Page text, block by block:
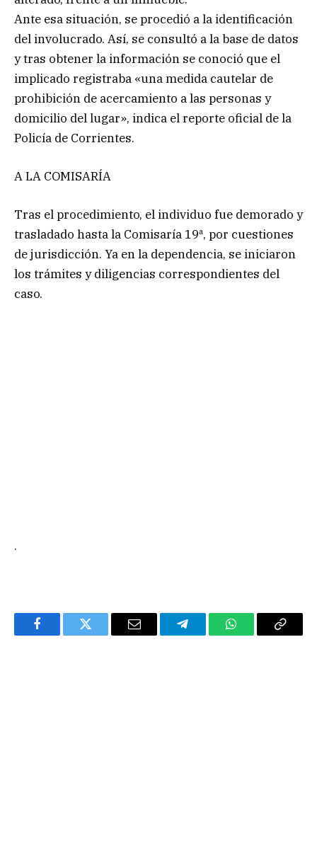
Ante esa situación, se procedió a la identificación
del involucrado. Así, se consultó a la base de datos
y tras obtener la información se conoció que el
implicado registraba «una medida cautelar de
prohibición de acercamiento a las personas y
domicilio del lugar», indica el reporte oficial de la
Policía de Corrientes.
A LA COMISARÍA
Tras el procedimiento, el individuo fue demorado y
trasladado hasta la Comisaría 19ª, por cuestiones
de jurisdicción. Ya en la dependencia, se iniciaron
los trámites y diligencias correspondientes del
caso.
.
FacebookTwitter Email TelegramWhatsAppCopy